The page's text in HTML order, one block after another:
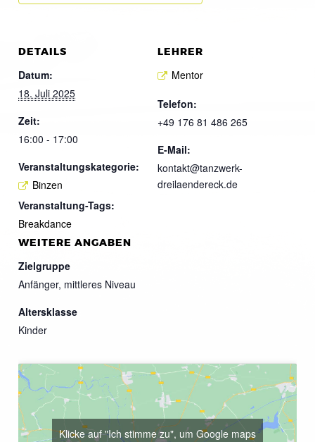
DETAILS
Datum:
18. Juli 2025
Zeit:
16:00 - 17:00
Veranstaltungskategorie:
Binzen
Veranstaltung-Tags:
Breakdance
LEHRER
Mentor
Telefon:
+49 176 81 486 265
E-Mail:
kontakt@tanzwerk-
dreilaendereck.de
WEITERE ANGABEN
Zielgruppe
Anfänger, mittleres Niveau
Altersklasse
Kinder
Klicke auf "Ich stimme zu", um Google maps